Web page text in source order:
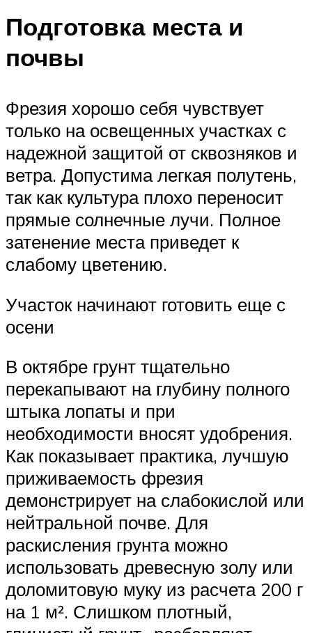
Подготовка места и
почвы
Фрезия хорошо себя чувствует
только на освещенных участках с
надежной защитой от сквозняков и
ветра. Допустима легкая полутень,
так как культура плохо переносит
прямые солнечные лучи. Полное
затенение места приведет к
слабому цветению.
Участок начинают готовить еще с
осени
В октябре грунт тщательно
перекапывают на глубину полного
штыка лопаты и при
необходимости вносят удобрения.
Как показывает практика, лучшую
приживаемость фрезия
демонстрирует на слабокислой или
нейтральной почве. Для
раскисления грунта можно
использовать древесную золу или
доломитовую муку из расчета 200 г
на 1 м². Слишком плотный,